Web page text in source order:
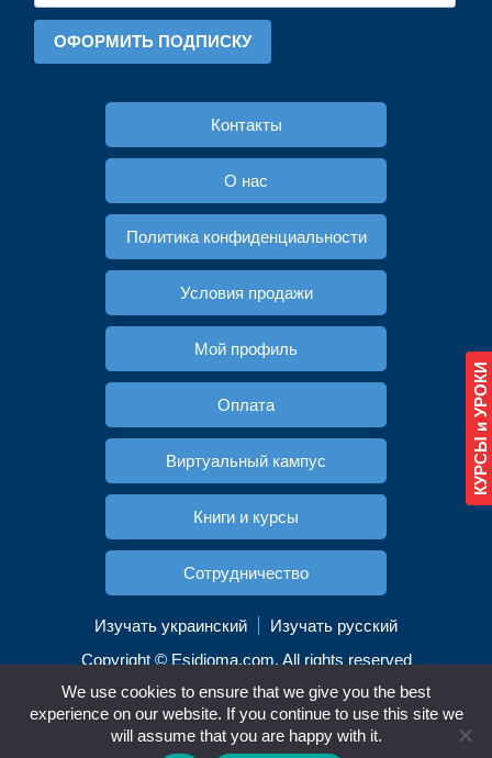
КУРСЫ и УРОКИ
ОФОРМИТЬ ПОДПИСКУ
Контакты
О нас
Политика конфиденциальности
Условия продажи
Мой профиль
Оплата
Виртуальный кампус
Книги и курсы
Cотрудничество
Изучать украинский
Изучать русский
Copyright © Esidioma.com. All rights reserved
Английский Немецкий
Русский
We use cookies to ensure that we give you the best
experience on our website. If you continue to use this site we
will assume that you are happy with it.